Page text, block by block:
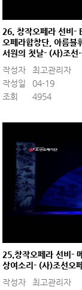
26. 창작오페라 선비-
오페라합창단, 아름불
서원의 첫날- (사)조
작성자
최고관리자
작성일
04-19
조회
4954
25.창작오페라 선비-
상여소리- (사)조선오
작성자
최고관리자